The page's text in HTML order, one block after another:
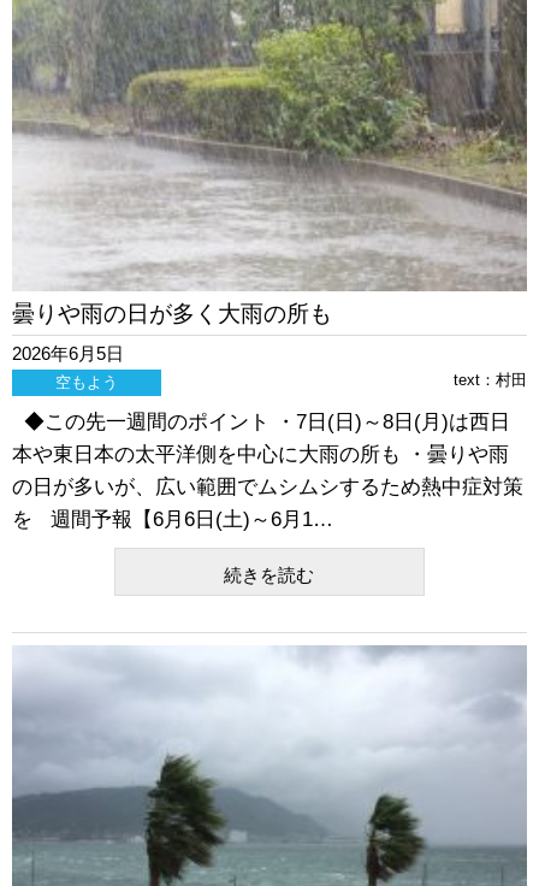
曇りや雨の日が多く大雨の所も
2026年6月5日
空もよう text： 村田
◆この先一週間のポイント ・7日(日)～8日(月)は西日
本や東日本の太平洋側を中心に大雨の所も ・曇りや雨
の日が多いが、広い範囲でムシムシするため熱中症対策
を 週間予報【6月6日(土)～6月1…
続きを読む